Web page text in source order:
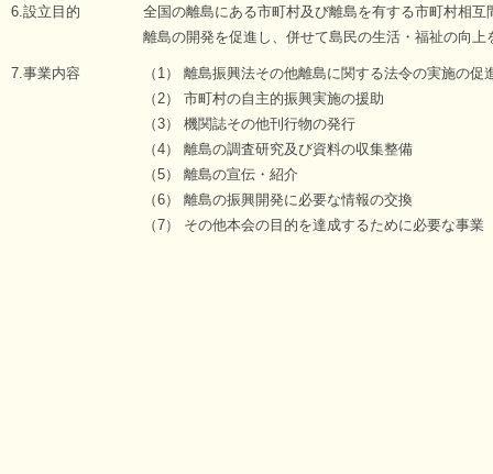
6.設立目的
全国の離島にある市町村及び離島を有する市町村相
離島の開発を促進し、併せて島民の生活・福祉の向上
7.事業内容
（1） 離島振興法その他離島に関する法令の実施の促
（2） 市町村の自主的振興実施の援助
（3） 機関誌その他刊行物の発行
（4） 離島の調査研究及び資料の収集整備
（5） 離島の宣伝・紹介
（6） 離島の振興開発に必要な情報の交換
（7） その他本会の目的を達成するために必要な事業